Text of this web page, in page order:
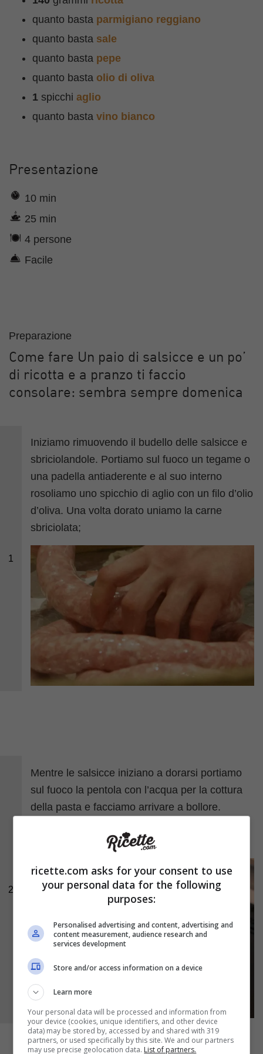
quanto basta parmigiano reggiano
quanto basta sale
quanto basta pepe
quanto basta olio di oliva
1 spicchi aglio
quanto basta vino bianco
Presentazione
10 min
25 min
4 persone
Facile
Preparazione
Come fare Un paio di salsicce e un po’
di ricotta e a pranzo ti faccio
consolare: sembra sempre domenica
1
Iniziamo rimuovendo il budello delle salsicce e
sbriciolandole. Portiamo sul fuoco un tegame o
una padella antiaderente e al suo interno
rosoliamo uno spicchio di aglio con un filo d’olio
d’oliva. Una volta dorato uniamo la carne
sbriciolata;
2
Mentre le salsicce iniziano a dorarsi portiamo
sul fuoco la pentola con l’acqua per la cottura
della pasta e facciamo arrivare a bollore.
ricette.com asks for your consent to use
your personal data for the following
purposes:
Personalised advertising and content, advertising and
content measurement, audience research and
services development
Store and/or access information on a device
Learn more
Your personal data will be processed and information from
your device (cookies, unique identifiers, and other device
data) may be stored by, accessed by and shared with 319
partners, or used specifically by this site. We and our partners
may use precise geolocation data. List of partners.